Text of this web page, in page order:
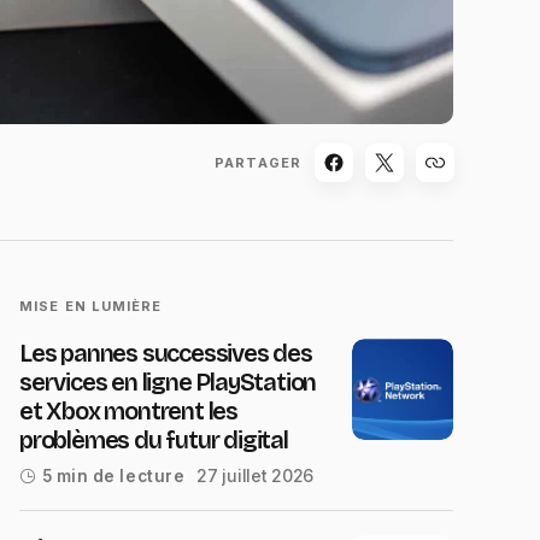
PARTAGER
MISE EN LUMIÈRE
Les pannes successives des
services en ligne PlayStation
et Xbox montrent les
problèmes du futur digital
5 min de lecture 27 juillet 2026